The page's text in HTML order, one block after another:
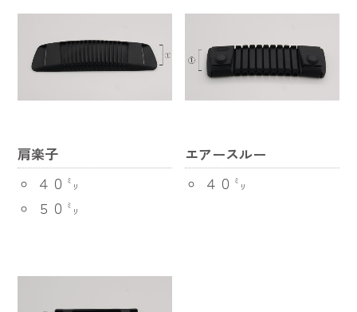
肩楽子
４０㍉
５０㍉
エアースルー
４０㍉